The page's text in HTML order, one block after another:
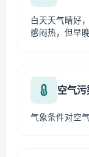
白天天气晴好
感闷热，但早
空气
气象条件对空